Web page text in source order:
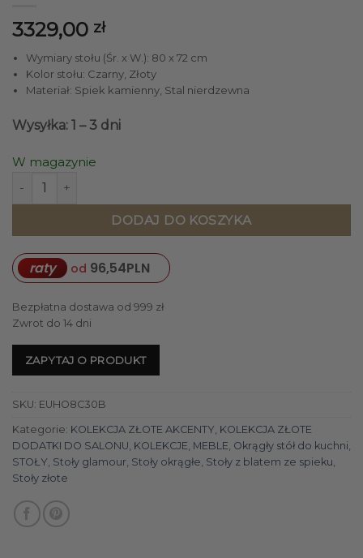
3329,00 zł
Wymiary stołu (Śr. x W.): 80 x 72 cm
Kolor stołu: Czarny, Złoty
Materiał: Spiek kamienny, Stal nierdzewna
Wysyłka: 1 – 3 dni
W magazynie
ilość STÓŁ okrągły, czarny ze złotymi detalami, blat ze
DODAJ DO KOSZYKA
raty od 96,54PLN
Bezpłatna dostawa od 999 zł
Zwrot do 14 dni
ZAPYTAJ O PRODUKT
SKU: EUHO8C30B
Kategorie: KOLEKCJA ZŁOTE AKCENTY KOLEKCJA ZŁOTE
DODATKI DO SALONU KOLEKCJE MEBLE Okrągły stół do kuchni
STOŁY Stoły glamour Stoły okrągłe Stoły z blatem ze spieku
Stoły złote